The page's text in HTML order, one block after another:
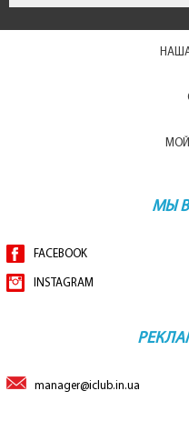
МЫ
FACEBOOK
INSTAGRAM
manager@iclub.in.ua